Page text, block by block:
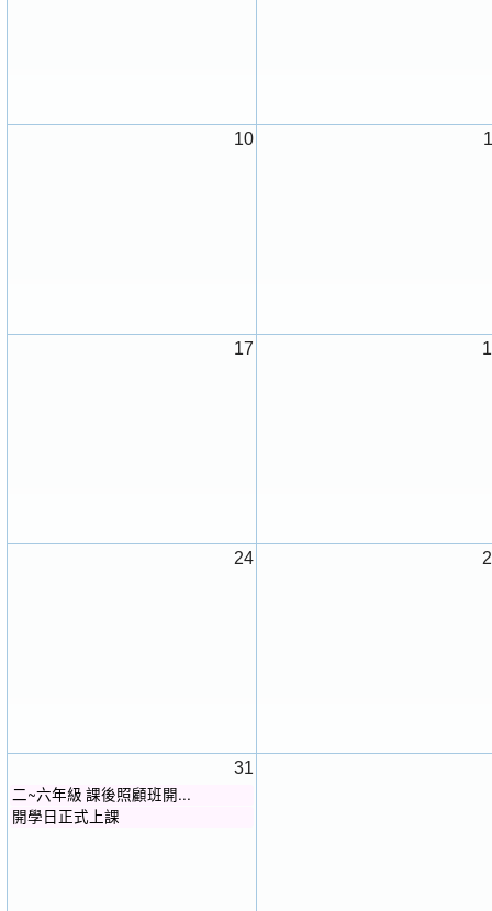
10
17
24
31
二~六年級 課後照顧班開...
開學日正式上課